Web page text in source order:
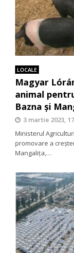
LOCALE
Magyar
animal
Bazna și
3 martie 2023,
Ministerul
promovare a
Mangalița,…